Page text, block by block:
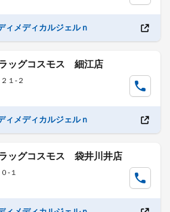
ィメディカルジェルｎ
ッグコスモス 細江店
１-２
ィメディカルジェルｎ
ッグコスモス 袋井川井店
-１